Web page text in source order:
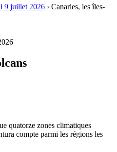
9 juillet 2026 › Canaries, les îles-
quatorze zones climatiques
compte parmi les régions les